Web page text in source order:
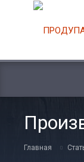
Главная